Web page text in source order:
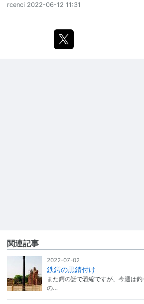
rcenci 2022-06-12 11:31
関連記事
2022-07-02
鉄鍔の黒錆付け
また鍔の話で恐縮ですが、今週は
の…